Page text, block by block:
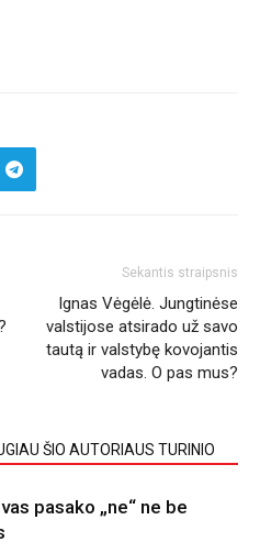
Sekantis straipsnis
Ignas Vėgėlė. Jungtinėse
valstijose atsirado už savo
tautą ir valstybę kovojantis
vadas. O pas mus?
ŠIO AUTORIAUS TURINIO
pasako „ne“ ne be